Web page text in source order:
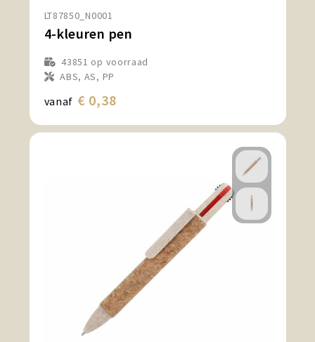
LT87850_N0001
4-kleuren pen
43851 op voorraad
ABS, AS, PP
vanaf € 0,38